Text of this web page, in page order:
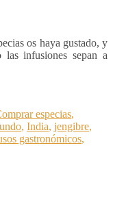
os haya gustado, y
infusiones sepan a
especias,
, India, jengibre,
gastronómicos,